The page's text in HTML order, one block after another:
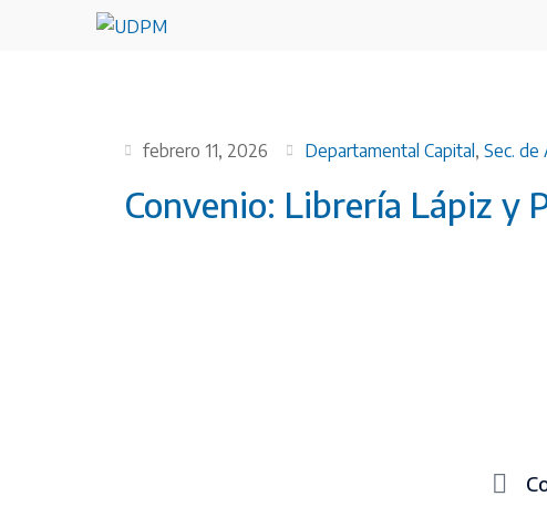
febrero 11, 2026 Departamental Capital , Sec. de
Convenio: Librería Lápiz y